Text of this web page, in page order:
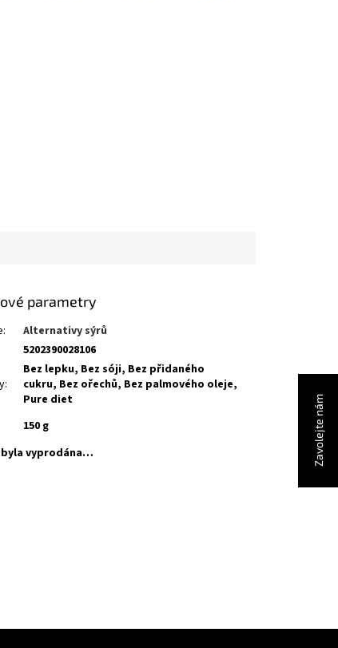
Zavolejte nám
parametry
:
Alternativy sýrů
5202390028106
:
Bez lepku, Bez sóji, Bez přidaného
cukru, Bez ořechů, Bez palmového oleje,
Pure diet
150 g
vyprodána…